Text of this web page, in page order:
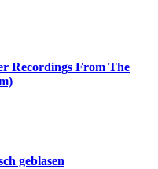
Recordings From The
geblasen